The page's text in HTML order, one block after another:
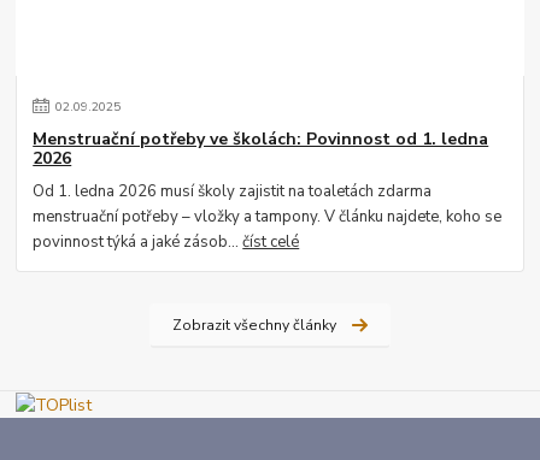
02.09.2025
Menstruační potřeby ve školách: Povinnost od 1. ledna
2026
Od 1. ledna 2026 musí školy zajistit na toaletách zdarma
menstruační potřeby – vložky a tampony. V článku najdete, koho se
povinnost týká a jaké zásob...číst celé
Zobrazit všechny články